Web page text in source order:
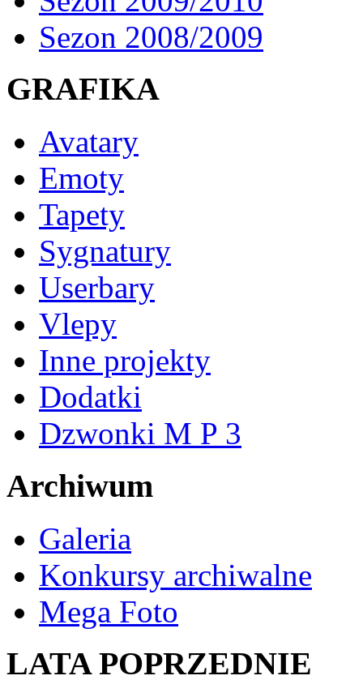
Sezon 2008/2009
GRAFIKA
Avatary
Emoty
Tapety
Sygnatury
Userbary
Vlepy
Inne projekty
Dodatki
Dzwonki M P 3
Archiwum
Galeria
Konkursy archiwalne
Mega Foto
LATA POPRZEDNIE